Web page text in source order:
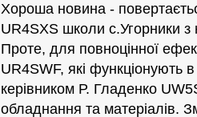
Хороша новина -
UR4SXS школи с.Угорники
Проте, для повноцінної
UR4SWF, які функціонують
керівником Р. Гладенко
обладнання та матеріалів.